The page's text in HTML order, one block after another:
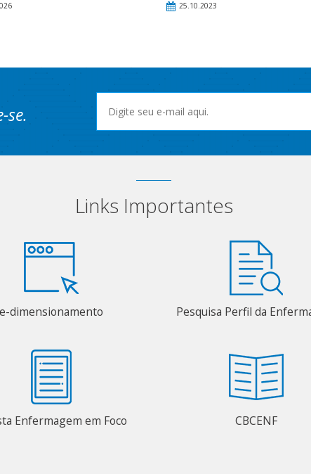
25.10.2023
se.
Links Importantes
e-dimensionamento Pesquisa Perfil da
Enfermagem em Foco CBCENF